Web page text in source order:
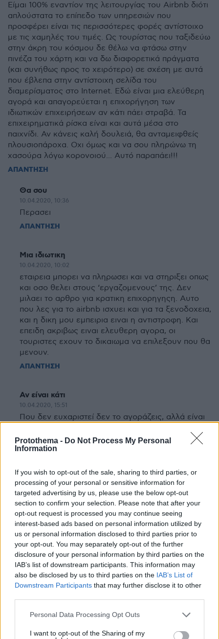
Protothema - Do Not Process My Personal
Information
If you wish to opt-out of the sale, sharing to third parties, or
processing of your personal or sensitive information for
targeted advertising by us, please use the below opt-out
section to confirm your selection. Please note that after your
opt-out request is processed you may continue seeing
interest-based ads based on personal information utilized by
us or personal information disclosed to third parties prior to
your opt-out. You may separately opt-out of the further
disclosure of your personal information by third parties on the
IAB’s list of downstream participants. This information may
also be disclosed by us to third parties on the IAB’s List of
Downstream Participants that may further disclose it to other
Please note that this website/app uses one or more Google
not limited to your visit or usage behaviour. You may click to
Personal Data Processing Opt Outs
I want to opt-out of the Sharing of my
Είμαι 100% εναντίον της λειτουργίας του Airbnb διότι
απλούστατα το επίπεδο των υπηρεσιών που
προσφέρει είναι τις περισσότερες φορές αντίστοιχο
με τις χαμηλές του τιμές. Ως τουρίστας που ταξιδεύω
στην άκρη του κόσμου δε θέλω να φτάσω στην
πινέζα του χάρτη και να δω διαφορετικά πράγματα
(και συνήθως προς το χειρότερο) σε σχέση με αυτά
που έβλεπα στην αντίστοιχη σελίδα του
διαμερίσματος στο Internet. Εδώ είναι μια ελεύθερη
αγορά και απαγορεύεται η επιχορήγηση των
ιδιωτικών επιχειρήσεων αν κάτι πάει στραβά. Τα
επιχειρηματικά ρίσκα είναι και αυτά μέσα στο
παιχνίδι. Αν κάνεις καλή δουλειά, θα ανταμειφθείς
πλουσιοπάροχα. Οχι όμως και να σου πληρώνω τη
χασούρα λόγω κορονοιού... Αυτό παραπάει!!!
ΑΠΑΝΤΗΣΗ
Θα σου
10.04.2020, 10:36
Περασει
ΑΠΑΝΤΗΣΗ
Μια ιδιωτικη
10.04.2020, 10:02
εταιρεια μπορει να πληρωσει και να στηριξει οπως
και οσο θελει στους ‘εργαζομενους’ της. Δεν
μιλαει το αρθρο για κρατικη επιχορηγηςη. Αυτο
που λες για το airbnb ισχυει και για τα ξενοδοχεια,
και η δικη μου εμπειρια ειναι η αντιστροφη. Και
επειδη ακριβως ειναι ελευθερη αγορα, οι
τουριστες εχουν το δικαιωμα να επιλεξουν που θα
μενουν.
ΑΠΑΝΤΗΣΗ
Αν είναι κάτι
10.04.2020, 15:51
Που δεν ευχαριστεί δεν το αγοράζεις, αλλά είναι
φαίνεται, και το σωστό φαίνεται. Η τιμή επίσης
φαίνεται, υπάρχουν και κριτικές, όλοι αυτοί που
ΑΠΑΝΤΗΣΗ
Anastasios
10.04.2020, 09:56
Πολύ σωστά!
ΑΠΑΝΤΗΣΗ
δε μας ενδιαφέρει καθόλου
10.04.2020, 09:46
Next